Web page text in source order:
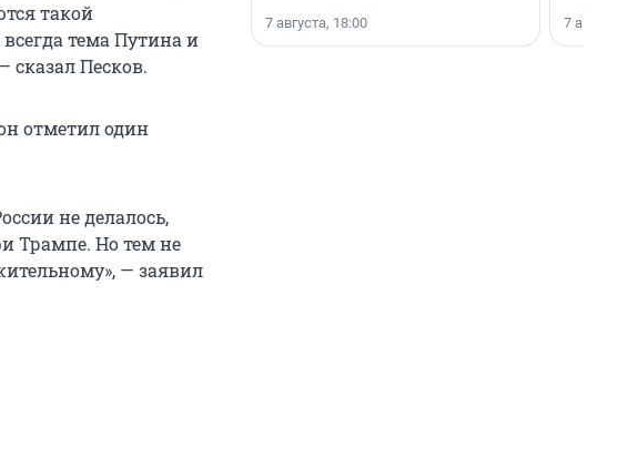
такой
тема Путина и
сказал Песков.
отметил один
не делалось,
Трампе. Но тем не
— заявил
7 августа, 18:00 7